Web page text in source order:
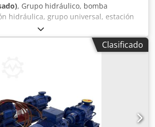
, Grupo hidráulico, bomba
hidráulica, grupo universal, estación
hidráulica de par, bomba para llave
HAWE, grupo hidráulico -Tipo:
1/300 -Motor: 0,55 kW / 1390 rpm / 380
bar -Caudal: 1,73 l/min Dcjdpfx
individuales: ver fotos -
Clasificado